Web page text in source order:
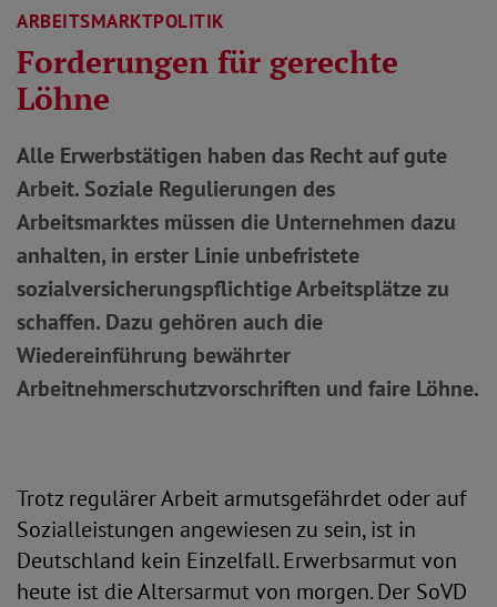
ARBEITSMARKTPOLITIK
Forderungen für gerechte
Löhne
Alle Erwerbstätigen haben das Recht auf gute
Arbeit. Soziale Regulierungen des
Arbeitsmarktes müssen die Unternehmen dazu
anhalten, in erster Linie unbefristete
sozialversicherungspflichtige Arbeitsplätze zu
schaffen. Dazu gehören auch die
Wiedereinführung bewährter
Arbeitnehmerschutzvorschriften und faire Löhne.
Trotz regulärer Arbeit armutsgefährdet oder auf
Sozialleistungen angewiesen zu sein, ist in
Deutschland kein Einzelfall. Erwerbsarmut von
heute ist die Altersarmut von morgen. Der SoVD